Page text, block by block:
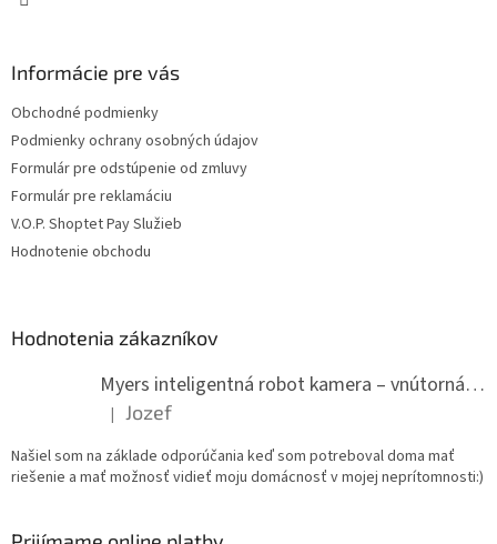
Informácie pre vás
Obchodné podmienky
Podmienky ochrany osobných údajov
Formulár pre odstúpenie od zmluvy
Formulár pre reklamáciu
V.O.P. Shoptet Pay Služieb
Hodnotenie obchodu
Hodnotenia zákazníkov
Myers inteligentná robot kamera – vnútorná WiFi kamera
Hodnotenie produktu je 5 z 5 hviezdičiek.
| Jozef
Našiel som na základe odporúčania keď som potreboval doma mať
riešenie a mať možnosť vidieť moju domácnosť v mojej neprítomnosti:)